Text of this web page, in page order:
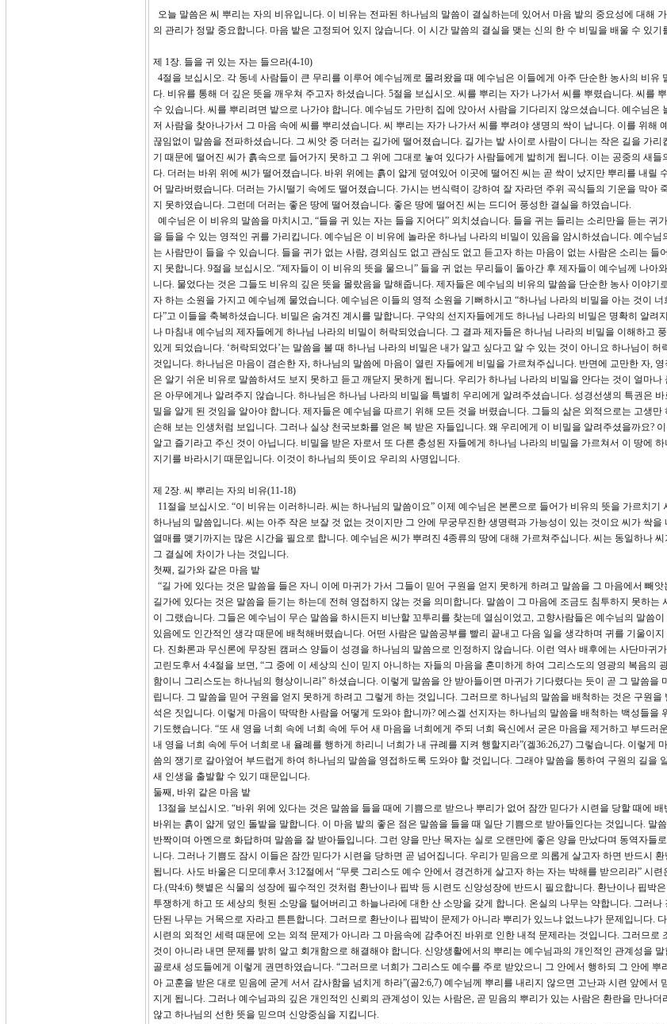
오늘 말씀은 씨 뿌리는 자의 비유입니다. 이 비유는 전파된 하나님의 말씀이 결실하는데 있어서 마음 밭의 중요성에 대해
의 관리가 정말 중요합니다. 마음 밭은 고정되어 있지 않습니다. 이 시간 말씀의 결실을 맺는 신의 한 수 비밀을 배울 수 있기
제 1장. 들을 귀 있는 자는 들으라(4-10)
4절을 보십시오. 각 동네 사람들이 큰 무리를 이루어 예수님께로 몰려왔을 때 예수님은 이들에게 아주 단순한 농사의 비유
다. 비유를 통해 더 깊은 뜻을 깨우쳐 주고자 하셨습니다. 5절을 보십시오. 씨를 뿌리는 자가 나가서 씨를 뿌렸습니다. 씨를
수 있습니다. 씨를 뿌리려면 밭으로 나가야 합니다. 예수님도 가만히 집에 앉아서 사람을 기다리지 않으셨습니다. 예수님은
저 사람을 찾아나가서 그 마음 속에 씨를 뿌리셨습니다. 씨 뿌리는 자가 나가서 씨를 뿌려야 생명의 싹이 납니다. 이를 위해
끊임없이 말씀을 전파하셨습니다. 그 씨앗 중 더러는 길가에 떨어졌습니다. 길가는 밭 사이로 사람이 다니는 작은 길을 가리
기 때문에 떨어진 씨가 흙속으로 들어가지 못하고 그 위에 그대로 놓여 있다가 사람들에게 밟히게 됩니다. 이는 공중의 새들
다. 더러는 바위 위에 씨가 떨어졌습니다. 바위 위에는 흙이 얇게 덮여있어 이곳에 떨어진 씨는 곧 싹이 났지만 뿌리를 내릴
어 말라버렸습니다. 더러는 가시떨기 속에도 떨어졌습니다. 가시는 번식력이 강하여 잘 자라던 주위 곡식들의 기운을 막아
지 못하였습니다. 그런데 더러는 좋은 땅에 떨어졌습니다. 좋은 땅에 떨어진 씨는 드디어 풍성한 결실을 하였습니다.
예수님은 이 비유의 말씀을 마치시고, “들을 귀 있는 자는 들을 지어다” 외치셨습니다. 들을 귀는 들리는 소리만을 듣는 귀
을 들을 수 있는 영적인 귀를 가리킵니다. 예수님은 이 비유에 놀라운 하나님 나라의 비밀이 있음을 암시하셨습니다. 예수님
는 사람만이 들을 수 있습니다. 들을 귀가 없는 사람, 경외심도 없고 관심도 없고 듣고자 하는 마음이 없는 사람은 소리는 들
지 못합니다. 9절을 보십시오. “제자들이 이 비유의 뜻을 물으니” 들을 귀 없는 무리들이 돌아간 후 제자들이 예수님께 나아
니다. 물었다는 것은 그들도 비유의 깊은 뜻을 몰랐음을 말해줍니다. 제자들은 예수님의 비유의 말씀을 단순한 농사 이야기
자 하는 소원을 가지고 예수님께 물었습니다. 예수님은 이들의 영적 소원을 기뻐하시고 “하나님 나라의 비밀을 아는 것이
다”고 이들을 축복하셨습니다. 비밀은 숨겨진 계시를 말합니다. 구약의 선지자들에게도 하나님 나라의 비밀은 명확히 알려
나 마침내 예수님의 제자들에게 하나님 나라의 비밀이 허락되었습니다. 그 결과 제자들은 하나님 나라의 비밀을 이해하고
있게 되었습니다. ‘허락되었다’는 말씀을 볼 때 하나님 나라의 비밀은 내가 알고 싶다고 알 수 있는 것이 아니요 하나님이 허
것입니다. 하나님은 마음이 겸손한 자, 하나님의 말씀에 마음이 열린 자들에게 비밀을 가르쳐주십니다. 반면에 교만한 자,
은 알기 쉬운 비유로 말씀하셔도 보지 못하고 듣고 깨닫지 못하게 됩니다. 우리가 하나님 나라의 비밀을 안다는 것이 얼마나
은 아무에게나 알려주지 않습니다. 하나님은 하나님 나라의 비밀을 특별히 우리에게 알려주셨습니다. 성경선생의 특권은 바
밀을 알게 된 것임을 알아야 합니다. 제자들은 예수님을 따르기 위해 모든 것을 버렸습니다. 그들의 삶은 외적으로는 고생만
손해 보는 인생처럼 보입니다. 그러나 실상 천국보화를 얻은 복 받은 자들입니다. 왜 우리에게 이 비밀을 알려주셨을까요?
알고 즐기라고 주신 것이 아닙니다. 비밀을 받은 자로서 또 다른 충성된 자들에게 하나님 나라의 비밀을 가르쳐서 이 땅에
지기를 바라시기 때문입니다. 이것이 하나님의 뜻이요 우리의 사명입니다.
제 2장. 씨 뿌리는 자의 비유(11-18)
11절을 보십시오. “이 비유는 이러하니라. 씨는 하나님의 말씀이요” 이제 예수님은 본론으로 들어가 비유의 뜻을 가르치기
하나님의 말씀입니다. 씨는 아주 작은 보잘 것 없는 것이지만 그 안에 무궁무진한 생명력과 가능성이 있는 것이요 씨가 싹을
열매를 맺기까지는 많은 시간을 필요로 합니다. 예수님은 씨가 뿌려진 4종류의 땅에 대해 가르쳐주십니다. 씨는 동일하나
그 결실에 차이가 나는 것입니다.
첫째, 길가와 같은 마음 밭
“길 가에 있다는 것은 말씀을 들은 자니 이에 마귀가 가서 그들이 믿어 구원을 얻지 못하게 하려고 말씀을 그 마음에서 빼앗
길가에 있다는 것은 말씀을 듣기는 하는데 전혀 영접하지 않는 것을 의미합니다. 말씀이 그 마음에 조금도 침투하지 못하는
이 그랬습니다. 그들은 예수님이 무슨 말씀을 하시든지 비난할 꼬투리를 찾는데 열심이었고, 고향사람들은 예수님의 말씀
있음에도 인간적인 생각 때문에 배척해버렸습니다. 어떤 사람은 말씀공부를 빨리 끝내고 다음 일을 생각하며 귀를 기울이지
다. 진화론과 무신론에 무장된 캠퍼스 양들이 성경을 하나님의 말씀으로 인정하지 않습니다. 이런 역사 배후에는 사단마귀
고린도후서 4:4절을 보면, “그 중에 이 세상의 신이 믿지 아니하는 자들의 마음을 혼미하게 하여 그리스도의 영광의 복음의
함이니 그리스도는 하나님의 형상이니라” 하셨습니다. 이렇게 말씀을 안 받아들이면 마귀가 기다렸다는 듯이 곧 그 말씀을
립니다. 그 말씀을 믿어 구원을 얻지 못하게 하려고 그렇게 하는 것입니다. 그러므로 하나님의 말씀을 배척하는 것은 구원을
석은 짓입니다. 이렇게 마음이 딱딱한 사람을 어떻게 도와야 합니까? 에스겔 선지자는 하나님의 말씀을 배척하는 백성들을
기도했습니다. “또 새 영을 너희 속에 너희 속에 두어 새 마음을 너희에게 주되 너희 육신에서 굳은 마음을 제거하고 부드러
내 영을 너희 속에 두어 너희로 내 율례를 행하게 하리니 너희가 내 규례를 지켜 행할지라”(겔36:26,27) 그렇습니다. 이렇게
씀의 쟁기로 갈아엎어 부드럽게 하여 하나님의 말씀을 영접하도록 도와야 할 것입니다. 그래야 말씀을 통하여 구원의 길을
새 인생을 출발할 수 있기 때문입니다.
둘째, 바위 같은 마음 밭
13절을 보십시오. “바위 위에 있다는 것은 말씀을 들을 때에 기쁨으로 받으나 뿌리가 없어 잠깐 믿다가 시련을 당할 때에 배
바위는 흙이 얇게 덮인 돌밭을 말합니다. 이 마음 밭의 좋은 점은 말씀을 들을 때 일단 기쁨으로 받아들인다는 것입니다. 말
반짝이며 아멘으로 화답하며 말씀을 잘 받아들입니다. 그런 양을 만난 목자는 실로 오랜만에 좋은 양을 만났다며 동역자들
니다. 그러나 기쁨도 잠시 이들은 잠깐 믿다가 시련을 당하면 곧 넘어집니다. 우리가 믿음으로 의롭게 살고자 하면 반드시 환
됩니다. 사도 바울은 디모데후서 3:12절에서 “무릇 그리스도 예수 안에서 경건하게 살고자 하는 자는 박해를 받으리라” 시련
다.(막4:6) 햇볕은 식물의 성장에 필수적인 것처럼 환난이나 핍박 등 시련도 신앙성장에 반드시 필요합니다. 환난이나 핍박
투쟁하게 하고 또 세상의 헛된 소망을 털어버리고 하늘나라에 대한 산 소망을 갖게 합니다. 온실의 나무는 약합니다. 그러나
단된 나무는 거목으로 자라고 튼튼합니다. 그러므로 환난이나 핍박이 문제가 아니라 뿌리가 있느냐 없느냐가 문제입니다.
시련의 외적인 세력 때문에 오는 외적 문제가 아니라 그 마음속에 감추어진 바위로 인한 내적 문제라는 것입니다. 그러므로
것이 아니라 내면 문제를 밝히 알고 회개함으로 해결해야 합니다. 신앙생활에서의 뿌리는 예수님과의 개인적인 관계성을
골로새 성도들에게 이렇게 권면하였습니다. “그러므로 너희가 그리스도 예수를 주로 받았으니 그 안에서 행하되 그 안에 뿌
아 교훈을 받은 대로 믿음에 굳게 서서 감사함을 넘치게 하라”(골2:6,7) 예수님께 뿌리를 내리지 않으면 고난과 시련 앞에서
지게 됩니다. 그러나 예수님과의 깊은 개인적인 신뢰의 관계성이 있는 사람은, 곧 믿음의 뿌리가 있는 사람은 환란을 만나더
않고 하나님의 선한 뜻을 믿으며 신앙중심을 지킵니다.